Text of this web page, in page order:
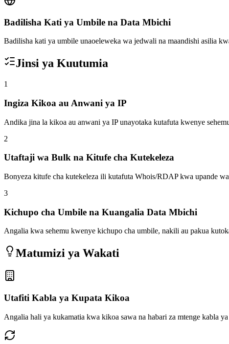
Badilisha Kati ya Umbile na Data Mbichi
Badilisha kati ya umbile unaoeleweka wa jedwali na maandishi asilia
Jinsi ya Kuutumia
1
Ingiza Kikoa au Anwani ya IP
Andika jina la kikoa au anwani ya IP unayotaka kutafuta kwenye
2
Utaftaji wa Bulk na Kitufe cha Kutekeleza
Bonyeza kitufe cha kutekeleza ili kutafuta Whois/RDAP kwa upande
3
Kichupo cha Umbile na Kuangalia Data Mbichi
Angalia kwa sehemu kwenye kichupo cha umbile, nakili au pakua
Matumizi ya Wakati
Utafiti Kabla ya Kupata Kikoa
Angalia hali ya kukamatia kwa kikoa sawa na habari za mtenge kabla ya